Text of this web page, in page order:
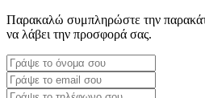
Παρακαλώ συμπληρώστε την
να λάβει την προσφορά σας.